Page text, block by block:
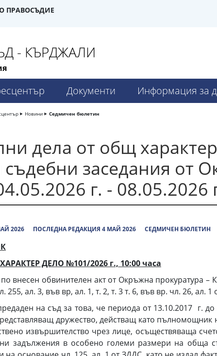
ПРАВОСЪДИЕ
- КЪРДЖАЛИ
Документи Информация за
Новини Седмичен бюлетин
дела от общ
съдебни заседания от
г. - 08.05.2026
2026 ПОСЛЕДНА РЕДАКЦИЯ 4 МАЙ 2026 СЕДМИЧЕН БЮЛЕТИН
ДЕЛО №101/2026 г., 10:00 часа
внесен обвинителен акт от Окръжна прокуратура
255, ал. 3, във вр, ал. 1, т. 2, т. 3 т. 6, във вр. чл. 26, ал. 1
на съд за това, че периода от 13.10.2017 г.
дружество, действащ като
извършителство чрез лице, осъществяваща
задължения в особено големи размери на обща